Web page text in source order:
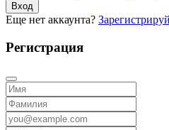
Вход
Еще нет аккаунта?
Регистрация